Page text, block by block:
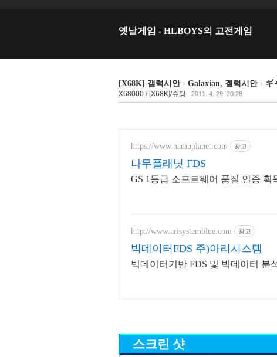
옛날게임 - HLBOYS의 고전게임
[X68K] 갤럭시안 - Galaxian, 겔럭시안 - ギ
X68000 / [X68K]/슈팅 2011. 4. 29. 20:28
https://www.namuplanet.com 광고
나무플래닛 FDS
GS 1등급 소프트웨어 품질 인증
http://www.arisystemblue.com 광고
빅데이터FDS 주)아리시스템
빅데이터기반 FDS 및 빅데이터 분
스크린 샷